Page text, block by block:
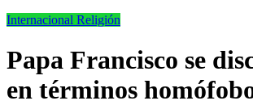
Internacional Religión
Papa Francisco se
en términos